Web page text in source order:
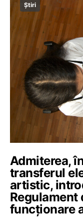
Știri
Admiterea,
transferul
artistic,
Regulament
funcționare